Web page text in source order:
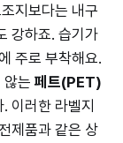
지보다는 내구
강하죠. 습기가
주로 부착해요.
않는 페트(PET)
이러한 라벨지
제품과 같은 상